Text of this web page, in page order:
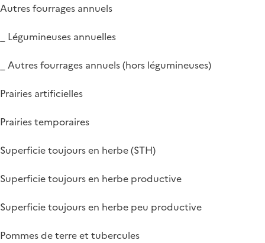
Autres fourrages annuels
_ Légumineuses annuelles
_ Autres fourrages annuels (hors légumineuses)
Prairies artificielles
Prairies temporaires
Superficie toujours en herbe (STH)
Superficie toujours en herbe productive
Superficie toujours en herbe peu productive
Pommes de terre et tubercules